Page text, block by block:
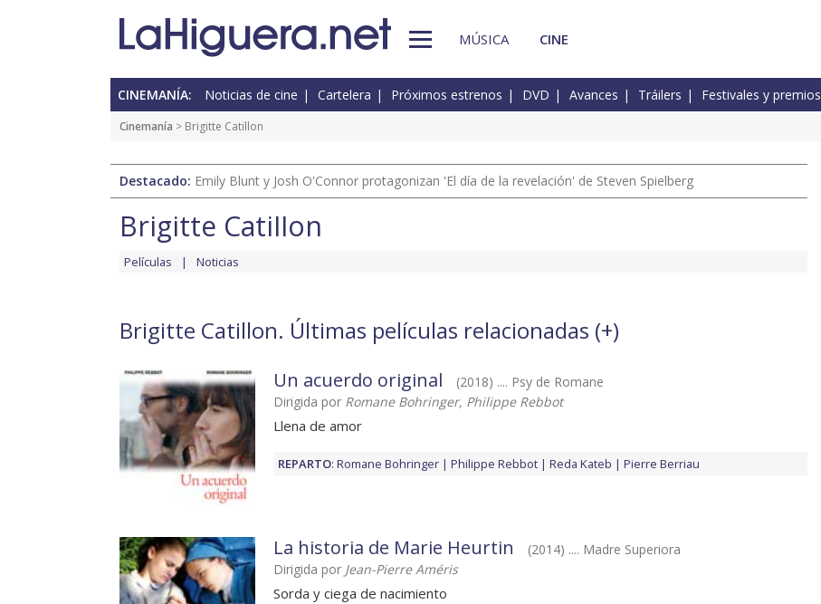
MÚSICA CINE
CINEMANÍA: Noticias de cine Cartelera Próximos estrenos DVD Avances Tráilers Festivales y premios
Cinemanía > Brigitte Catillon
Destacado: Emily Blunt y Josh O'Connor protagonizan 'El día de la revelación' de Steven Spielberg
Brigitte Catillon
Películas Noticias
Brigitte Catillon. Últimas películas relacionadas (+)
Un acuerdo original
(2018) .... Psy de Romane
Dirigida por Romane Bohringer, Philippe Rebbot
Llena de amor
REPARTO: Romane Bohringer Philippe Rebbot Reda Kateb Pierre Berriau
La historia de Marie Heurtin
(2014) .... Madre Superiora
Dirigida por Jean-Pierre Améris
Sorda y ciega de nacimiento